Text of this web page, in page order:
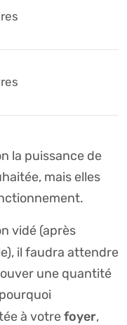
la puissance de
mais elles
vidé (après
il faudra attendre
une quantité
à votrefoyer,